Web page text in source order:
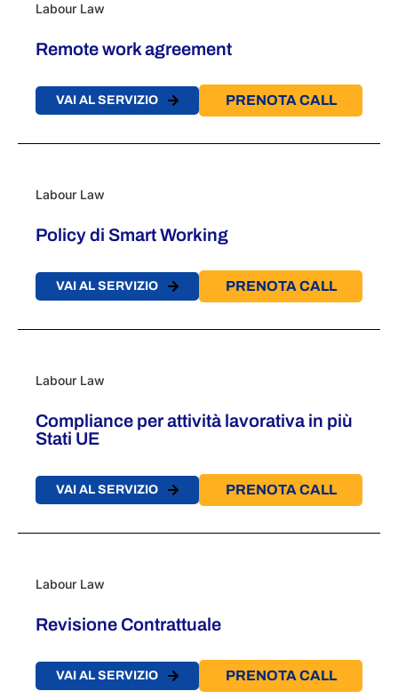
Labour Law
Remote work agreement
VAI AL SERVIZIO PRENOTA CALL
Labour Law
Policy di Smart Working
VAI AL SERVIZIO PRENOTA CALL
Labour Law
Compliance per attività lavorativa in più
Stati UE
VAI AL SERVIZIO PRENOTA CALL
Labour Law
Revisione Contrattuale
VAI AL SERVIZIO PRENOTA CALL